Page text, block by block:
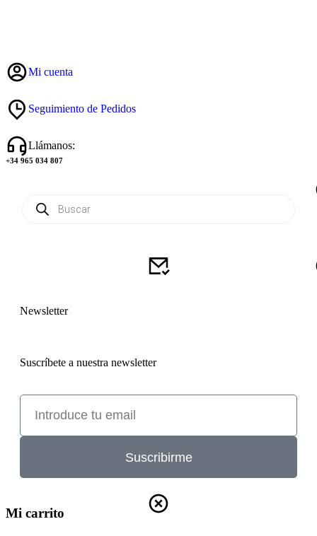
Mi cuenta
Seguimiento de Pedidos
Llámanos:
+34 965 034 807
Newsletter
Suscríbete a nuestra newsletter
Suscribirme
Mi carrito